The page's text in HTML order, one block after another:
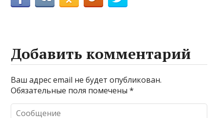
Добавить комментарий
Ваш адрес email не будет опубликован.
Обязательные поля помечены*